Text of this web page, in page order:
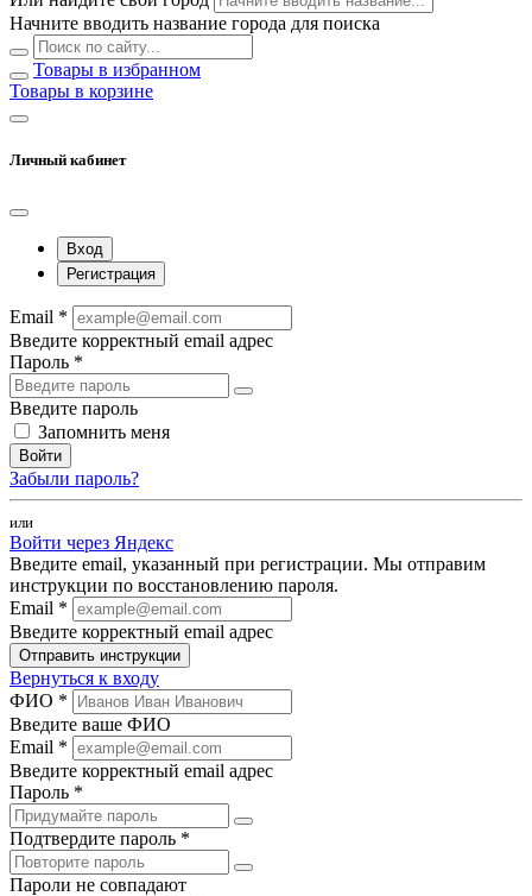
Начните вводить название города для поиска
Товары в избранном
Товары в корзине
Личный кабинет
Вход
Регистрация
Email *
Введите корректный email адрес
Пароль *
Введите пароль
Запомнить меня
Войти
Забыли пароль?
или
Войти через Яндекс
Введите email, указанный при регистрации. Мы отправим
инструкции по восстановлению пароля.
Email *
Введите корректный email адрес
Отправить инструкции
Вернуться к входу
ФИО *
Введите ваше ФИО
Email *
Введите корректный email адрес
Пароль *
Подтвердите пароль *
Пароли не совпадают